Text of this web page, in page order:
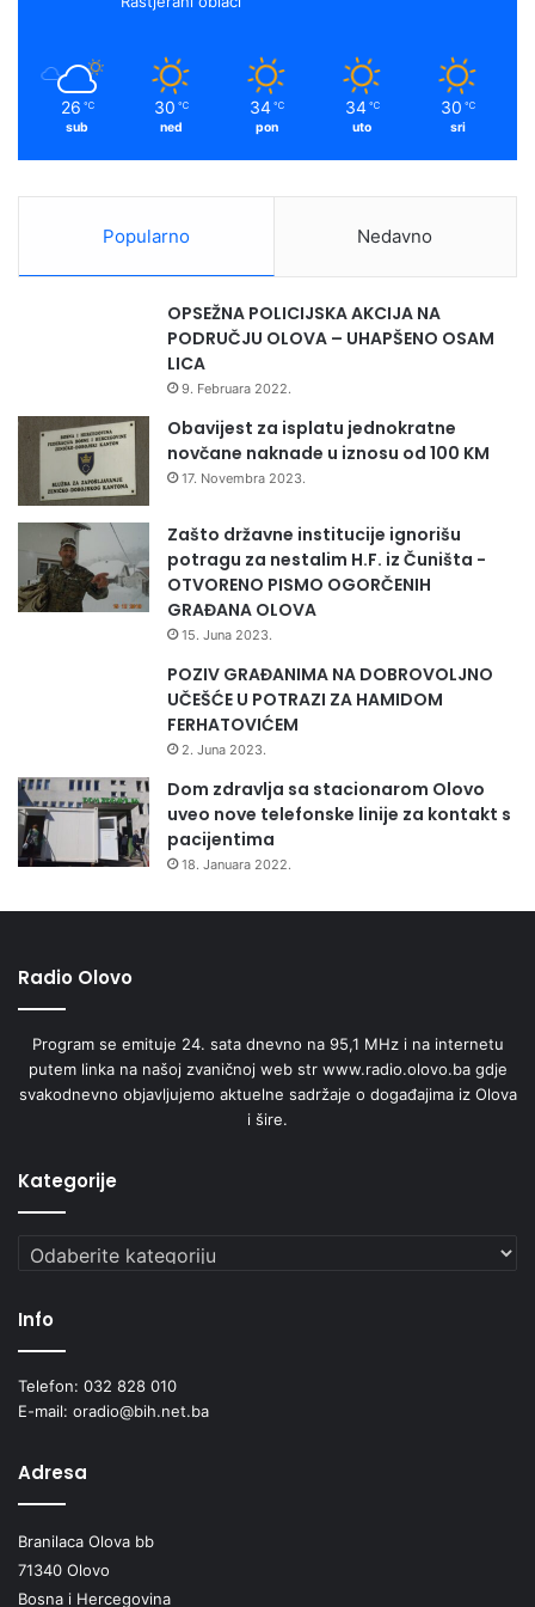
26 ℃
sub
30 ℃
ned
34 ℃
pon
34 ℃
uto
30 ℃
sri
Popularno Nedavno
OPSEŽNA POLICIJSKA AKCIJA NA
PODRUČJU OLOVA – UHAPŠENO OSAM
LICA
9. Februara 2022.
Obavijest za isplatu jednokratne
novčane naknade u iznosu od 100 KM
17. Novembra 2023.
Zašto državne institucije ignorišu
potragu za nestalim H.F. iz Čuništa -
OTVORENO PISMO OGORČENIH
GRAĐANA OLOVA
15. Juna 2023.
POZIV GRAĐANIMA NA DOBROVOLJNO
UČEŠĆE U POTRAZI ZA HAMIDOM
FERHATOVIĆEM
2. Juna 2023.
Dom zdravlja sa stacionarom Olovo
uveo nove telefonske linije za kontakt s
pacijentima
18. Januara 2022.
Radio Olovo
Program se emituje 24. sata dnevno na 95,1 MHz i na internetu
putem linka na našoj zvaničnoj web str www.radio.olovo.ba gdje
svakodnevno objavljujemo aktuelne sadržaje o događajima iz Olova
i šire.
Kategorije
Kategorije
Info
Telefon: 032 828 010
E-mail: oradio@bih.net.ba
Adresa
Branilaca Olova bb
71340 Olovo
Bosna i Hercegovina